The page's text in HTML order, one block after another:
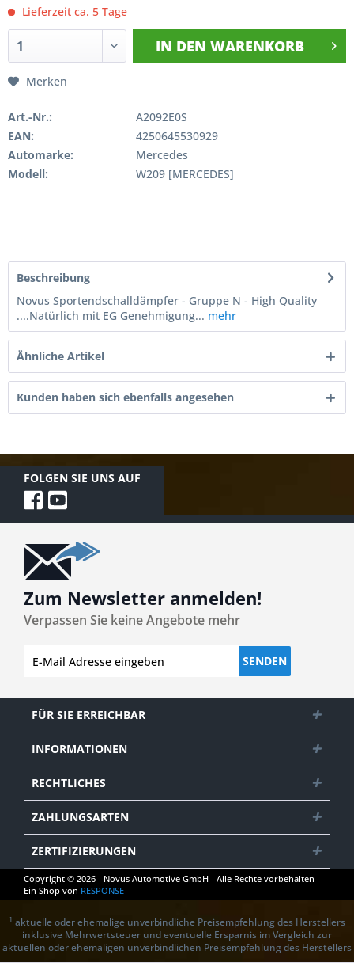
Lieferzeit ca. 5 Tage
IN DEN WARENKORB
Merken
Art.-Nr.:
A2092E0S
EAN:
4250645530929
Automarke:
Mercedes
Modell:
W209 [MERCEDES]
Beschreibung
Novus Sportendschalldämpfer - Gruppe N - High Quality
....Natürlich mit EG Genehmigung... mehr
Ähnliche Artikel
Kunden haben sich ebenfalls angesehen
FOLGEN SIE UNS AUF
Zum Newsletter anmelden!
Verpassen Sie keine Angebote mehr
SENDEN
FÜR SIE ERREICHBAR
INFORMATIONEN
RECHTLICHES
ZAHLUNGSARTEN
ZERTIFIZIERUNGEN
Copyright © 2026 - Novus Automotive GmbH - Alle Rechte vorbehalten
Ein Shop von RESPONSE
1 aktuelle oder ehemalige unverbindliche Preisempfehlung des Herstellers
inklusive Mehrwertsteuer und eventuelle Ersparnis im Vergleich zur
aktuellen oder ehemaligen unverbindlichen Preisempfehlung des Herstellers